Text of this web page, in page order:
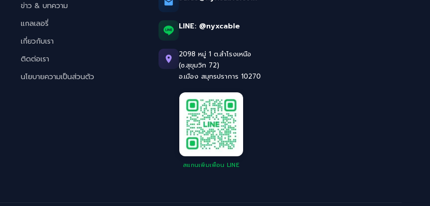
ข่าว & บทความ
แกลเลอรี่
เกี่ยวกับเรา
ติดต่อเรา
นโยบายความเป็นส่วนตัว
LINE: @nyxcable
2098 หมู่ 1 ต.สำโรงเหนือ
(ซ.สุขุมวิท 72)
อ.เมือง สมุทรปราการ 10270
สแกนเพิ่มเพื่อน LINE